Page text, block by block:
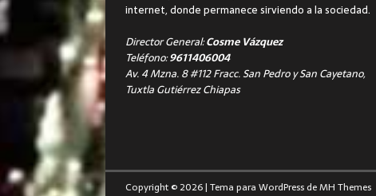
internet, donde permanece sirviendo a la sociedad.
Director General:Cosme Vázquez
Teléfono:9611406004
Av. 4 Mzna. 8 #112 Fracc. San Pedro y San Cayetano,
Tuxtla Gutiérrez Chiapas
Copyright © 2026 | Tema para WordPress deMH Themes